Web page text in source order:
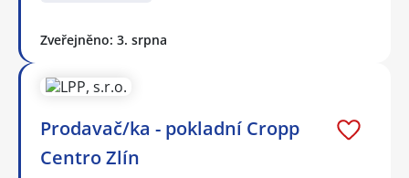
Zveřejněno: 3. srpna
Prodavač/ka - pokladní Cropp
Centro Zlín